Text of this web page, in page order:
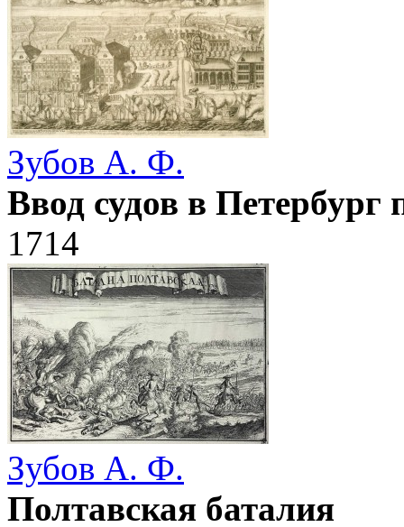
Зубов А. Ф.
Ввод судов в Петербург
1714
Зубов А. Ф.
Полтавская баталия